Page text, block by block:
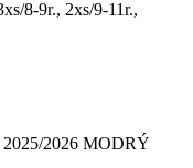
8-9r., 2xs/9-11r.,